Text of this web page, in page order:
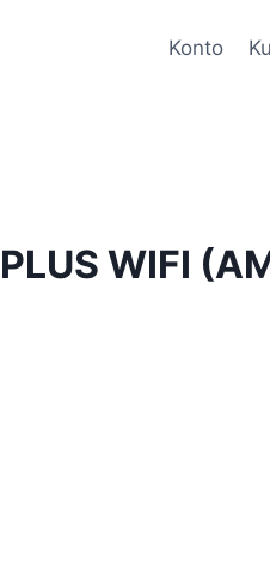
Konto
WIFI